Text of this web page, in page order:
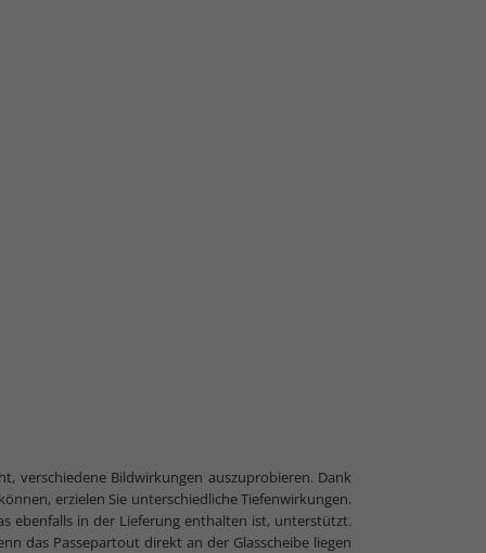
verschiedene Bildwirkungen auszuprobieren. Dank
erzielen Sie unterschiedliche Tiefenwirkungen.
ebenfalls in der Lieferung enthalten ist, unterstützt.
das Passepartout direkt an der Glasscheibe liegen